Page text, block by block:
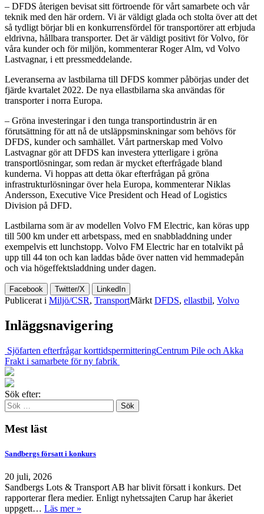
– DFDS återigen bevisat sitt förtroende för vårt samarbete och vår
teknik med den här ordern. Vi är väldigt glada och stolta över att det
så tydligt börjar bli en konkurrensfördel för transportörer att erbjuda
eldrivna, hållbara transporter. Det är väldigt positivt för Volvo, för
våra kunder och för miljön, kommenterar Roger Alm, vd Volvo
Lastvagnar, i ett pressmeddelande.
Leveranserna av lastbilarna till DFDS kommer påbörjas under det
fjärde kvartalet 2022. De nya ellastbilarna ska användas för
transporter i norra Europa.
– Gröna investeringar i den tunga transportindustrin är en
förutsättning för att nå de utsläppsminskningar som behövs för
DFDS, kunder och samhället. Vårt partnerskap med Volvo
Lastvagnar gör att DFDS kan investera ytterligare i gröna
transportlösningar, som redan är mycket efterfrågade bland
kunderna. Vi hoppas att detta ökar efterfrågan på gröna
infrastrukturlösningar över hela Europa, kommenterar Niklas
Andersson, Executive Vice President och Head of Logistics
Division på DFD.
Lastbilarna som är av modellen Volvo FM Electric, kan köras upp
till 500 km under ett arbetspass, med en snabbladdning under
exempelvis ett lunchstopp. Volvo FM Electric har en totalvikt på
upp till 44 ton och kan laddas både över natten vid hemmadepån
och via högeffektsladdning under dagen.
Facebook Twitter/X LinkedIn
Publicerat i Miljö/CSR, TransportMärkt DFDS, ellastbil, Volvo
Inläggsnavigering
Sjöfarten efterfrågar korttidspermitteringCentrum Pile och Akka
Frakt i samarbete för ny fabrik
Sök efter:
Mest läst
Sandbergs försatt i konkurs
20 juli, 2026
Sandbergs Lots & Transport AB har blivit försatt i konkurs. Det
rapporterar flera medier. Enligt nyhetssajten Carup har åkeriet
uppgett… Läs mer »